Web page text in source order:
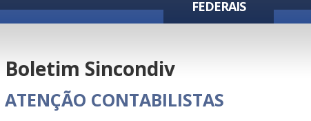
FEDERAIS
Boletim Sincondiv
ATENÇÃO CONTABILISTAS